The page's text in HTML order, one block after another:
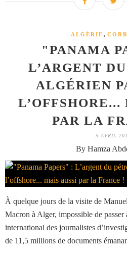
ALGÉRIE ,
"PANAMA
L’ARGENT
ALGÉRIEN
PAR LA
5 AVRIL
By Hamza
À quelque jours de la visite de
Macron à Alger, impossible de
international des journalistes
de 11,5 millions de documents